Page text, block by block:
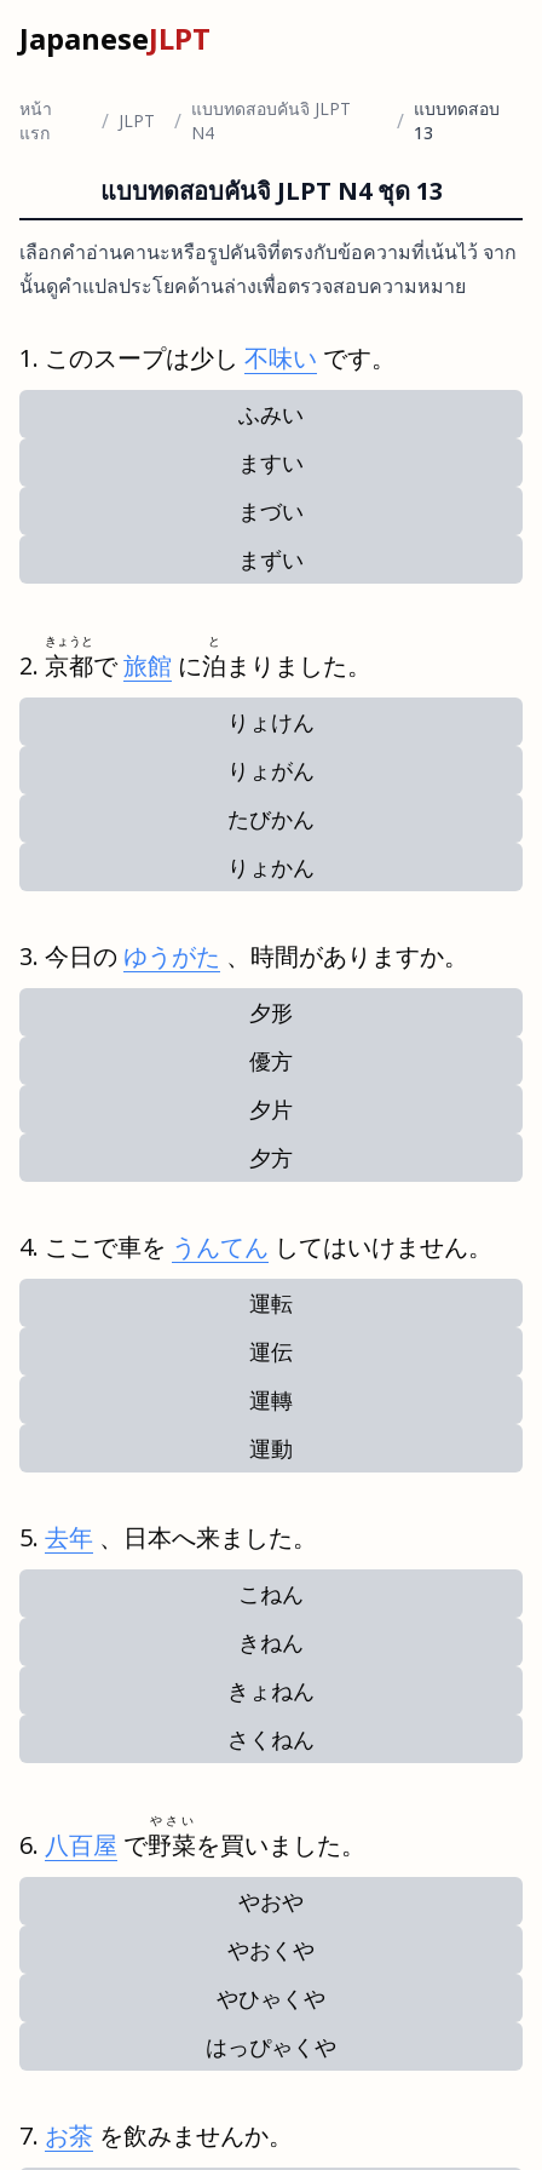
JapaneseJLPT
หน้า
แรก
/ JLPT / แบบทดสอบคันจิ JLPT
N4
/ แบบทดสอบ
13
แบบทดสอบคันจิ JLPT N4 ชุด 13
เลือกคำอ่านคานะหรือรูปคันจิที่ตรงกับข้อความที่เน้นไว้ จาก
นั้นดูคำแปลประโยคด้านล่างเพื่อตรวจสอบความหมาย
このスープは少し 不味い です。
ふみい
ますい
まづい
まずい
京都
きょうと
で旅館 に泊
と
まりました。
りょけん
りょがん
たびかん
りょかん
今日の ゆうがた 、時間がありますか。
夕形
優方
夕片
夕方
ここで車を うんてん してはいけません。
運転
運伝
運轉
運動
去年 、日本へ来ました。
こねん
きねん
きょねん
さくねん
八百屋 で野菜
やさい
を買いました。
やおや
やおくや
やひゃくや
はっぴゃくや
お茶 を飲みませんか。